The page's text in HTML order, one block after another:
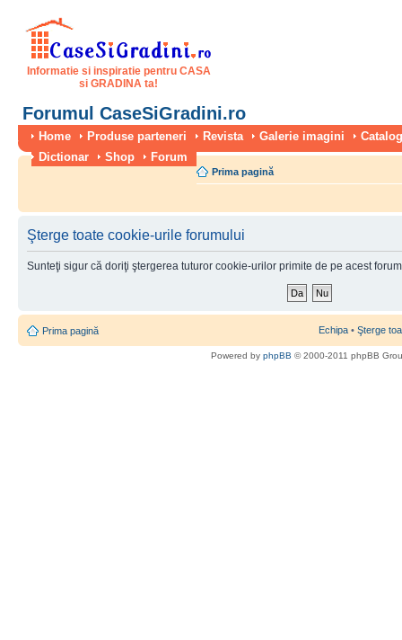
Informatie si inspiratie pentru CASA
si GRADINA ta!
Forumul CaseSiGradini.ro
Home Produse parteneri Revista Galerie imagini
Dictionar
Shop Forum
Prima pagină
Şterge toate cookie-urile forumului
Sunteţi sigur că doriţi ştergerea tuturor cookie-urilor primite de pe acest
Prima pagină Echipa • Şterge
Powered by phpBB © 2000-2011 phpBB